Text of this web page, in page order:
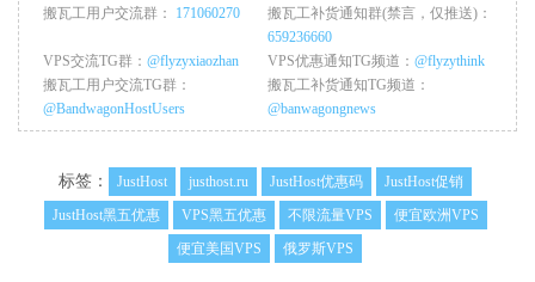
搬瓦工用户交流群： 171060270
搬瓦工补货通知群(禁言，仅推送)：
659236660
VPS交流TG群： @flyzyxiaozhan VPS优惠通知TG频道： @flyzythink
搬瓦工用户交流TG群：
@BandwagonHostUsers
搬瓦工补货通知TG频道：
@banwagongnews
标签： JustHost justhost.ru JustHost优惠码
JustHost促销
JustHost黑五优惠
VPS黑五优惠 不限流量VPS
便宜欧洲VPS
便宜美国VPS
俄罗斯VPS